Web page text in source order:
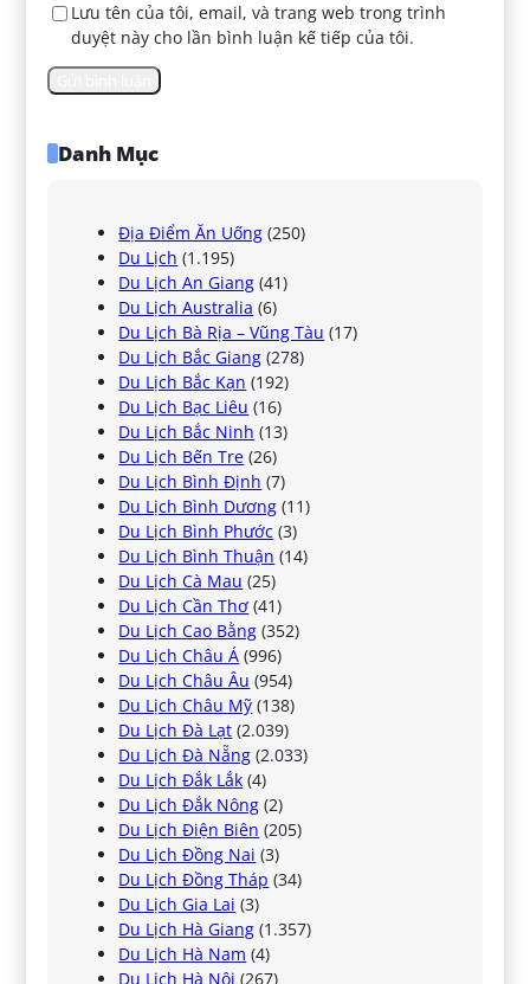
Lưu tên của tôi, email, và trang web trong trình
duyệt này cho lần bình luận kế tiếp của tôi.
Danh Mục
Địa Điểm Ăn Uống (250)
Du Lịch (1.195)
Du Lịch An Giang (41)
Du Lịch Australia (6)
Du Lịch Bà Rịa – Vũng Tàu (17)
Du Lịch Bắc Giang (278)
Du Lịch Bắc Kạn (192)
Du Lịch Bạc Liêu (16)
Du Lịch Bắc Ninh (13)
Du Lịch Bến Tre (26)
Du Lịch Bình Định (7)
Du Lịch Bình Dương (11)
Du Lịch Bình Phước (3)
Du Lịch Bình Thuận (14)
Du Lịch Cà Mau (25)
Du Lịch Cần Thơ (41)
Du Lịch Cao Bằng (352)
Du Lịch Châu Á (996)
Du Lịch Châu Âu (954)
Du Lịch Châu Mỹ (138)
Du Lịch Đà Lạt (2.039)
Du Lịch Đà Nẵng (2.033)
Du Lịch Đắk Lắk (4)
Du Lịch Đắk Nông (2)
Du Lịch Điện Biên (205)
Du Lịch Đồng Nai (3)
Du Lịch Đồng Tháp (34)
Du Lịch Gia Lai (3)
Du Lịch Hà Giang (1.357)
Du Lịch Hà Nam (4)
Du Lịch Hà Nội (267)